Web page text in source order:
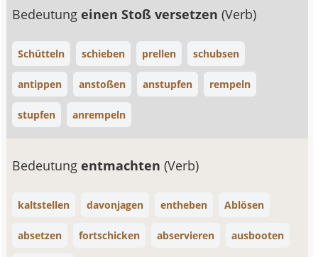
Bedeutungeinen Stoß versetzen(Verb)
Schütteln schieben prellen schubsen
antippen anstoßen anstupfen rempeln
stupfen anrempeln
Bedeutungentmachten(Verb)
kaltstellen davonjagen entheben Ablösen
absetzen fortschicken abservieren ausbooten